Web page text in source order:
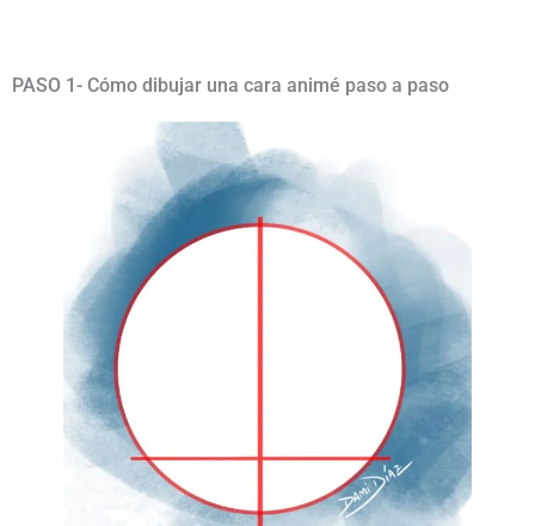
PASO 1- Cómo dibujar una cara animé paso a paso